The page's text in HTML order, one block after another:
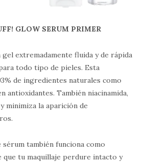
GLOW SERUM PRIMER
extremadamente fluida y de rápida
todo tipo de pieles. Esta
de ingredientes naturales como
antioxidantes. También niacinamida,
minimiza la aparición de
también funciona como
que tu maquillaje perdure intacto y